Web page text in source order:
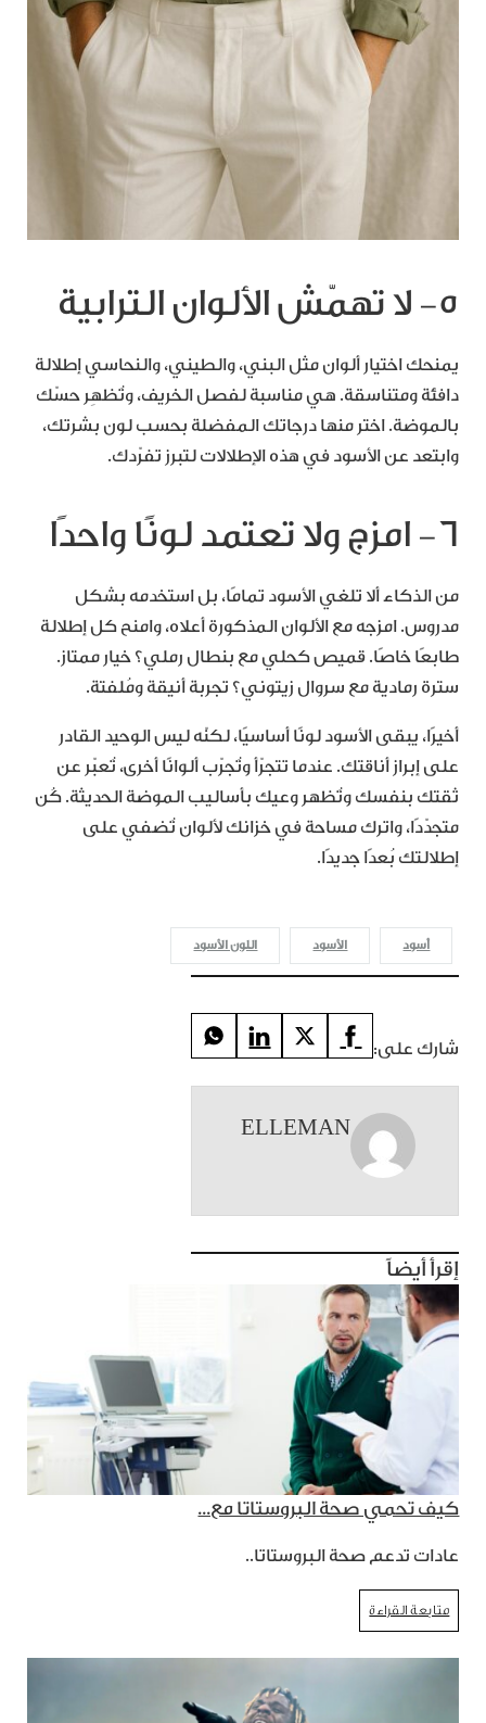
٥- لا تهمّش الألوان الترابية
يمنحك اختيار ألوان مثل البني، والطيني، والنحاسي إطلالة
دافئة ومتناسقة. هي مناسبة لفصل الخريف، وتُظهِر حسّك
بالموضة. اختر منها درجاتك المفضلة بحسب لون بشرتك،
وابتعد عن الأسود في هذه الإطلالات لتبرز تفرّدك.
٦- امزج ولا تعتمد لونًا واحدًا
من الذكاء ألا تلغي الأسود تمامًا، بل استخدمه بشكل
مدروس. امزجه مع الألوان المذكورة أعلاه، وامنح كل إطلالة
طابعًا خاصًا. قميص كحلي مع بنطال رملي؟ خيار ممتاز.
سترة رمادية مع سروال زيتوني؟ تجربة أنيقة ومُلفتة.
أخيرًا، يبقى الأسود لونًا أساسيًا، لكنّه ليس الوحيد القادر
على إبراز أناقتك. عندما تتجرّأ وتُجرّب ألوانًا أخرى، تُعبّر عن
ثقتك بنفسك وتُظهر وعيك بأساليب الموضة الحديثة. كُن
متجدّدًا، واترك مساحة في خزانك لألوان تُضفي على
إطلالتك بُعدًا جديدًا.
أسود الأسود اللون الأسود
شارك على:
ELLEMAN
إقرأ أيضاً
كيف تحمي صحة البروستاتا مع...
عادات تدعم صحة البروستاتا..
متابعة القراءة